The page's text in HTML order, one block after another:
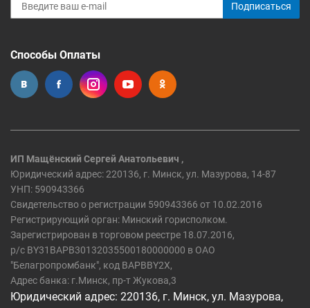
Подписаться
Способы Оплаты
ИП Мащёнский Сергей Анатольевич ,
Юридический адрес: 220136, г. Минск, ул. Мазурова, 14-87
УНП: 590943366
Свидетельство о регистрации 590943366 от 10.02.2016
Регистрирующий орган: Минский горисполком.
Зарегистрирован в торговом реестре 18.07.2016,
р/c BY31BAPB30132035500180000000 в ОАО
"Белагропромбанк", код BAPBBY2X,
Адрес банка: г.Минск, пр-т Жукова,3
Юридический адрес: 220136, г. Минск, ул. Мазурова,